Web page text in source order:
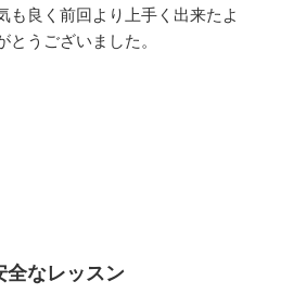
も良く前回より上手く出来たよ
うございました。
全なレッスン